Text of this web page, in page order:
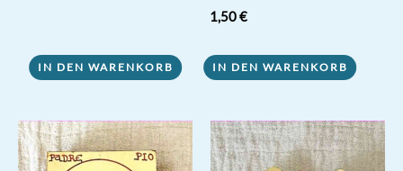
IN DEN WARENKORB
1,50€
IN DEN WARENKORB